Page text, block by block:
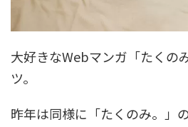
大好きなWebマンガ「たくの
ツ。
昨年は同様に「たくのみ。」